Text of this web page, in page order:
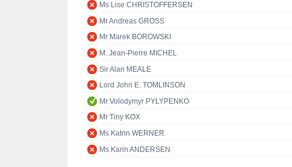
Ms Lise CHRISTOFFERSEN
Mr Andreas GROSS
Mr Marek BOROWSKI
M. Jean-Pierre MICHEL
Sir Alan MEALE
Lord John E. TOMLINSON
Mr Volodymyr PYLYPENKO
Mr Tiny KOX
Ms Katrin WERNER
Ms Karin ANDERSEN